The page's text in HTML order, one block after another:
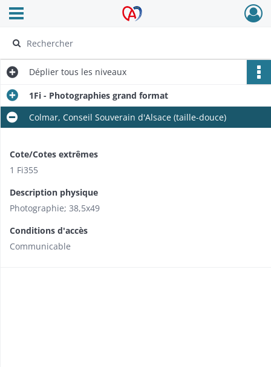
Archives Alsace - Colmar
Ouvrir le menu déroulant
Déplier tous les niveaux
1Fi - Photographies grand format
Colmar, Conseil Souverain d'Alsace (taille-douce)
Cote/Cotes extrêmes
1 Fi355
Description physique
Photographie; 38,5x49
Conditions d'accès
Communicable